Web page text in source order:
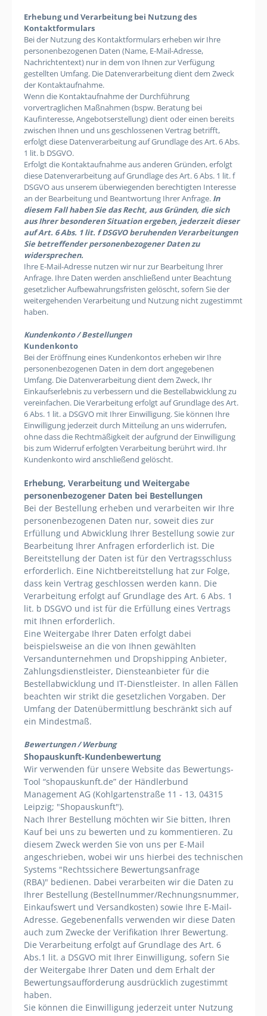
Erhebung und Verarbeitung bei Nutzung des
Kontaktformulars
Bei der Nutzung des Kontaktformulars erheben wir Ihre
personenbezogenen Daten (Name, E-Mail-Adresse,
Nachrichtentext) nur in dem von Ihnen zur Verfügung
gestellten Umfang. Die Datenverarbeitung dient dem Zweck
der Kontaktaufnahme.
Wenn die Kontaktaufnahme der Durchführung
vorvertraglichen Maßnahmen (bspw. Beratung bei
Kaufinteresse, Angebotserstellung) dient oder einen bereits
zwischen Ihnen und uns geschlossenen Vertrag betrifft,
erfolgt diese Datenverarbeitung auf Grundlage des Art. 6 Abs.
1 lit. b DSGVO.
Erfolgt die Kontaktaufnahme aus anderen Gründen, erfolgt
diese Datenverarbeitung auf Grundlage des Art. 6 Abs. 1 lit. f
DSGVO aus unserem überwiegenden berechtigten Interesse
an der Bearbeitung und Beantwortung Ihrer Anfrage. In
diesem Fall haben Sie das Recht, aus Gründen, die sich
aus Ihrer besonderen Situation ergeben, jederzeit dieser
auf Art. 6 Abs. 1 lit. f DSGVO beruhenden Verarbeitungen
Sie betreffender personenbezogener Daten zu
widersprechen.
Ihre E-Mail-Adresse nutzen wir nur zur Bearbeitung Ihrer
Anfrage. Ihre Daten werden anschließend unter Beachtung
gesetzlicher Aufbewahrungsfristen gelöscht, sofern Sie der
weitergehenden Verarbeitung und Nutzung nicht zugestimmt
haben.
Kundenkonto / Bestellungen
Kundenkonto
Bei der Eröffnung eines Kundenkontos erheben wir Ihre
personenbezogenen Daten in dem dort angegebenen
Umfang. Die Datenverarbeitung dient dem Zweck, Ihr
Einkaufserlebnis zu verbessern und die Bestellabwicklung zu
vereinfachen. Die Verarbeitung erfolgt auf Grundlage des Art.
6 Abs. 1 lit. a DSGVO mit Ihrer Einwilligung. Sie können Ihre
Einwilligung jederzeit durch Mitteilung an uns widerrufen,
ohne dass die Rechtmäßigkeit der aufgrund der Einwilligung
bis zum Widerruf erfolgten Verarbeitung berührt wird. Ihr
Kundenkonto wird anschließend gelöscht.
Erhebung, Verarbeitung und Weitergabe
personenbezogener Daten bei Bestellungen
Bei der Bestellung erheben und verarbeiten wir Ihre
personenbezogenen Daten nur, soweit dies zur
Erfüllung und Abwicklung Ihrer Bestellung sowie zur
Bearbeitung Ihrer Anfragen erforderlich ist. Die
Bereitstellung der Daten ist für den Vertragsschluss
erforderlich. Eine Nichtbereitstellung hat zur Folge,
dass kein Vertrag geschlossen werden kann. Die
Verarbeitung erfolgt auf Grundlage des Art. 6 Abs. 1
lit. b DSGVO und ist für die Erfüllung eines Vertrags
mit Ihnen erforderlich.
Eine Weitergabe Ihrer Daten erfolgt dabei
beispielsweise an die von Ihnen gewählten
Versandunternehmen und Dropshipping Anbieter,
Zahlungsdienstleister, Diensteanbieter für die
Bestellabwicklung und IT-Dienstleister. In allen Fällen
beachten wir strikt die gesetzlichen Vorgaben. Der
Umfang der Datenübermittlung beschränkt sich auf
ein Mindestmaß.
Bewertungen /Werbung
Shopauskunft-Kundenbewertung
Wir verwenden für unsere Website das Bewertungs-
Tool “shopauskunft.de” der Händlerbund
Management AG (Kohlgartenstraße 11 - 13, 04315
Leipzig; "Shopauskunft").
Nach Ihrer Bestellung möchten wir Sie bitten, Ihren
Kauf bei uns zu bewerten und zu kommentieren. Zu
diesem Zweck werden Sie von uns per E-Mail
angeschrieben, wobei wir uns hierbei des technischen
Systems "Rechtssichere Bewertungsanfrage
(RBA)" bedienen. Dabei verarbeiten wir die Daten zu
Ihrer Bestellung (Bestellnummer/Rechnungsnummer,
Einkaufswert und Versandkosten) sowie Ihre E-Mail-
Adresse. Gegebenenfalls verwenden wir diese Daten
auch zum Zwecke der Verifikation Ihrer Bewertung.
Die Verarbeitung erfolgt auf Grundlage des Art. 6
Abs.1 lit. a DSGVO mit Ihrer Einwilligung, sofern Sie
der Weitergabe Ihrer Daten und dem Erhalt der
Bewertungsaufforderung ausdrücklich zugestimmt
haben.
Sie können die Einwilligung jederzeit unter Nutzung